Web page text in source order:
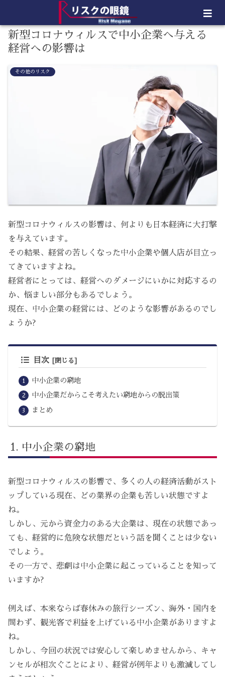
新型コロナウィルスで中小企業へ与える
経営への影響は
その他のリスク
新型コロナウィルスの影響は、何よりも日本経済に大打撃
を与えています。
その結果、経営の苦しくなった中小企業や個人店が目立っ
てきていますよね。
経営者にとっては、経営へのダメージにいかに対応するの
か、悩ましい部分もあるでしょう。
現在、中小企業の経営には、どのような影響があるのでし
ょうか?
目次
中小企業の窮地
中小企業だからこそ考えたい窮地からの脱出策
まとめ
中小企業の窮地
新型コロナウィルスの影響で、多くの人の経済活動がスト
ップしている現在、どの業界の企業も苦しい状態ですよ
ね。
しかし、元から資金力のある大企業は、現在の状態であっ
ても、経営的に危険な状態だという話を聞くことは少ない
でしょう。
その一方で、悲劇は中小企業に起こっていることを知って
いますか?
例えば、本来ならば春休みの旅行シーズン、海外・国内を
問わず、観光客で利益を上げている中小企業がありますよ
ね。
しかし、今回の状況では安心して楽しめませんから、キャ
ンセルが相次ぐことにより、経営が例年よりも激減してし